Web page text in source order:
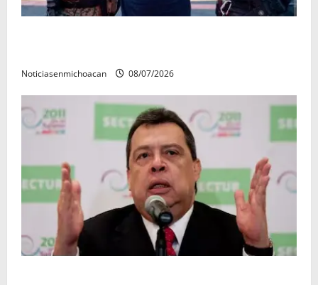
Noticiasenmichoacan 08/07/2026